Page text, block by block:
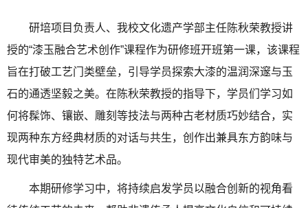
研培项目负责人、我校文化遗产学部主任陈秋荣教授讲
授的“漆玉融合艺术创作”课程作为研修班开班第一课，该课程
旨在打破工艺门类壁垒，引导学员探索大漆的温润深邃与玉
石的通透坚毅之美。在陈秋荣教授的指导下，学员们学习如
何将髹饰、镶嵌、雕刻等技法与两种古老材质巧妙结合，实
现两种东方经典材质的对话与共生，创作出兼具东方韵味与
现代审美的独特艺术品。
本期研修学习中，将持续启发学员以融合创新的视角看